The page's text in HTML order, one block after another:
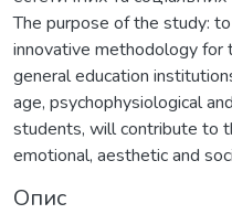
The purpose of the study:
innovative methodology for
general education
age, psychophysiological
students, will contribute to
emotional, aesthetic and
Опис